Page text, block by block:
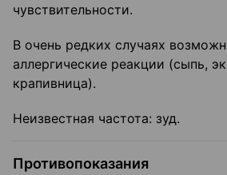
чувствительности.
В очень редких случаях
аллергические реакции (сыпь,
крапивница).
Неизвестная частота: зуд.
Противопоказания